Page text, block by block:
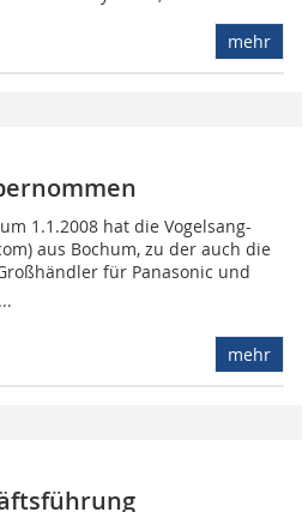
mehr
1.1.2008 hat die Vogelsang-
aus Bochum, zu der auch die
für Panasonic und
mehr